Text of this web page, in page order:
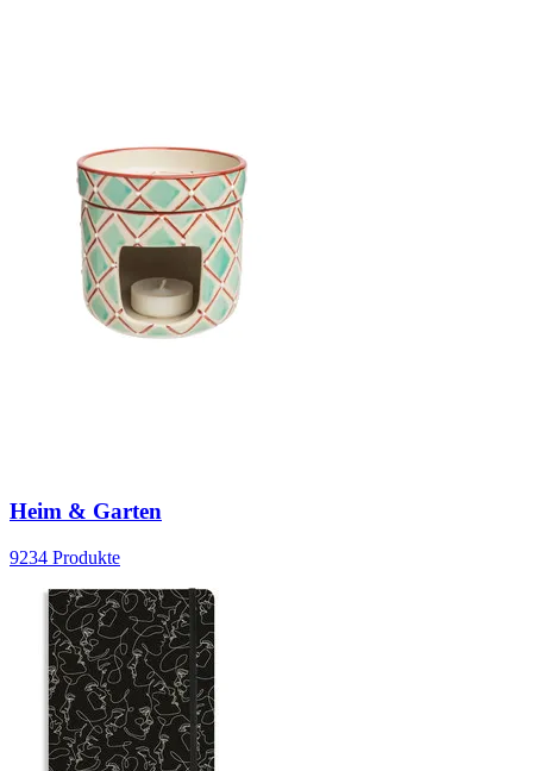
Heim & Garten
9234 Produkte